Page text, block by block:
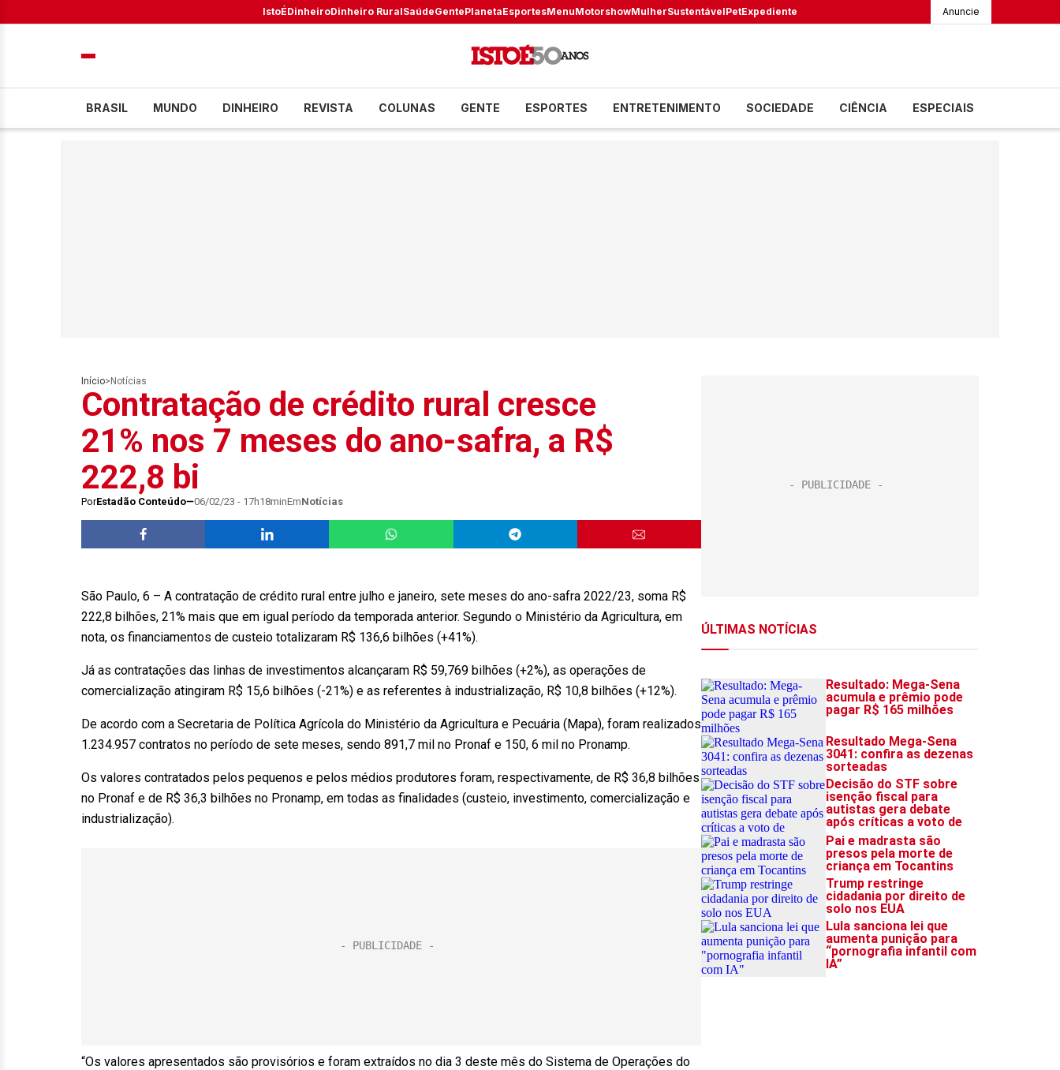
IstoÉDinheiroDinheiro RuralSaúdeGentePlanetaEsportesMenuMotorshowMulherSustentávelPetExpediente Anuncie
BRASIL MUNDO DINHEIRO REVISTA COLUNAS GENTE ESPORTES ENTRETENIMENTO SOCIEDADE CIÊNCIA ESPECIAIS
Início> Notícias
Contratação de crédito rural cresce
21% nos 7 meses do ano-safra, a R$
222,8 bi
PorEstadão Conteúdo 06/02/23 - 17h18minEmNotícias
São Paulo, 6 – A contratação de crédito rural entre julho e janeiro, sete meses do ano-safra 2022/23, soma R$
222,8 bilhões, 21% mais que em igual período da temporada anterior. Segundo o Ministério da Agricultura, em
nota, os financiamentos de custeio totalizaram R$ 136,6 bilhões (+41%).
Já as contratações das linhas de investimentos alcançaram R$ 59,769 bilhões (+2%), as operações de
comercialização atingiram R$ 15,6 bilhões (-21%) e as referentes à industrialização, R$ 10,8 bilhões (+12%).
De acordo com a Secretaria de Política Agrícola do Ministério da Agricultura e Pecuária (Mapa), foram realizados
1.234.957 contratos no período de sete meses, sendo 891,7 mil no Pronaf e 150, 6 mil no Pronamp.
Os valores contratados pelos pequenos e pelos médios produtores foram, respectivamente, de R$ 36,8 bilhões
no Pronaf e de R$ 36,3 bilhões no Pronamp, em todas as finalidades (custeio, investimento, comercialização e
industrialização).
“Os valores apresentados são provisórios e foram extraídos no dia 3 deste mês do Sistema de Operações do